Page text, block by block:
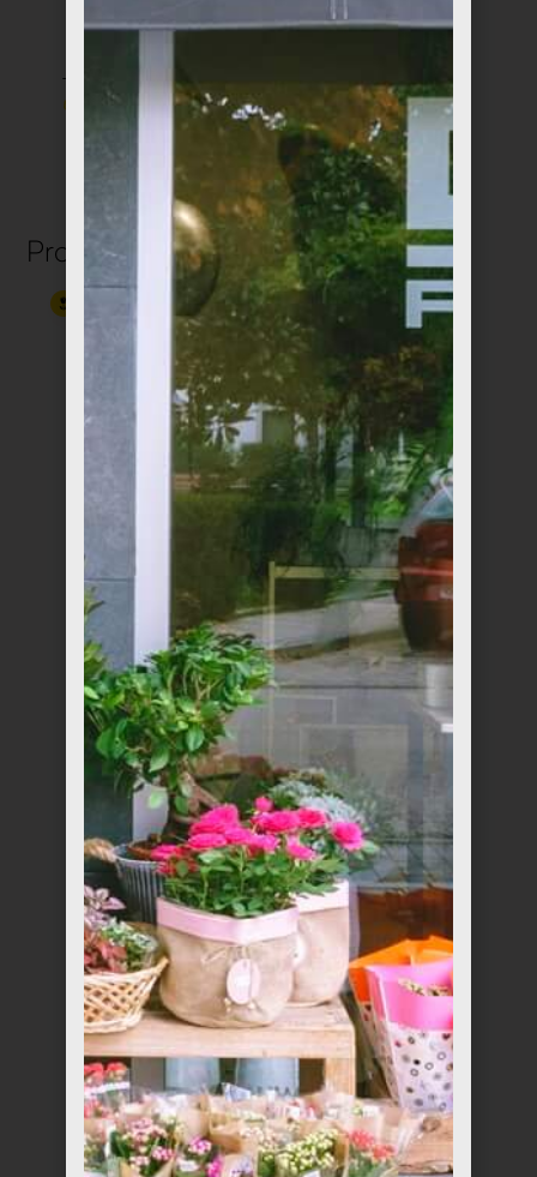
Tarjetas de diseño
3,99
Jarrón small
13,00
Productos relacionados